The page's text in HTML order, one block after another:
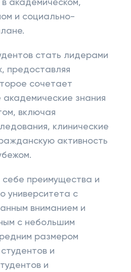
в академическом,
и социально-
стать лидерами
предоставляя
сочетает
знания
включая
клинические
активность
себе преимущества и
университета с
вниманием и
с небольшим
размером
и
и